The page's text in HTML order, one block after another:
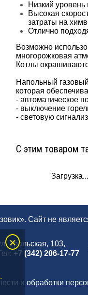
Низкий
Высокая
затраты на
Отлично
Возможно
многорожковая
Котлы
Напольный
которая
- автоматическое
- выключение
- световую
С этим товаром
Загрузка...
Сайт не
Уральская, 103,
+7 (342) 206-17-77
и обработки
×